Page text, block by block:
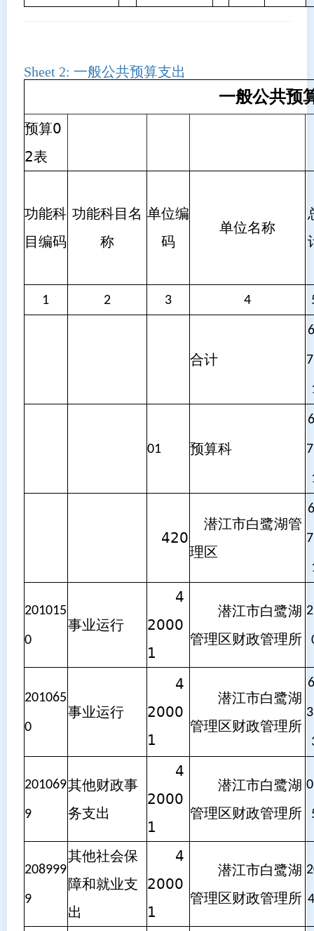
Sheet 2: 一般公共预算支出
一般公共预
预算0
2表
功能科
目编码
功能科目名
称
单位编
码
单位名称
1 2 3 4
合计
01 预算科
420
潜江市白鹭湖管
理区
201015
0
事业运行
4
2000
1
潜江市白鹭湖
管理区财政管理所
201065
0
事业运行
4
2000
1
潜江市白鹭湖
管理区财政管理所
201069
9
其他财政事
务支出
4
2000
1
潜江市白鹭湖
管理区财政管理所
208999
9
其他社会保
障和就业支
出
4
2000
1
潜江市白鹭湖
管理区财政管理所